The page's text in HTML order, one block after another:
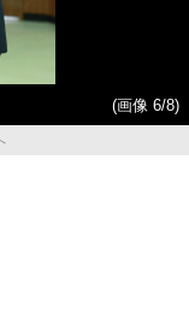
(画像 6/8)